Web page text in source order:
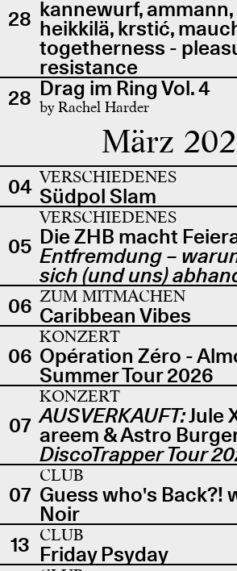
28 kannewurf,
heikkilä, krstić,
togetherness -
resistance
28 Drag im Ring Vol. 4
by Rachel Harder
März
04 VERSCHIEDENES
Südpol Slam
05
VERSCHIEDENES
Die ZHB macht
Entfremdung –
sich (und uns)
06 ZUM MITMACHEN
Caribbean Vibes
06
KONZERT
Opération Zéro -
Summer Tour 2026
07
KONZERT
AUSVERKAUFT:Jule
areem & Astro
DiscoTrapper Tour
07
CLUB
Guess who's Back?!
Noir
13 CLUB
Friday Psyday